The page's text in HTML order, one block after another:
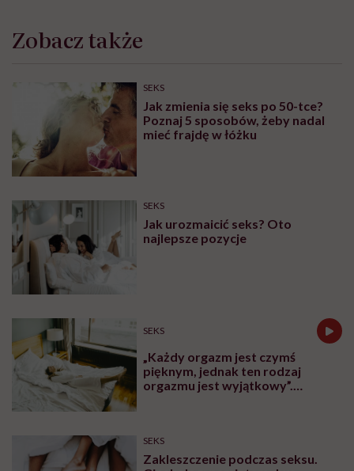
Zobacz także
SEKS
Jak zmienia się seks po 50-tce?
Poznaj 5 sposobów, żeby nadal
mieć frajdę w łóżku
SEKS
Jak urozmaicić seks? Oto
najlepsze pozycje
SEKS
„Każdy orgazm jest czymś
pięknym, jednak ten rodzaj
orgazmu jest wyjątkowy”.
SEKS
Zakleszczenie podczas seksu.